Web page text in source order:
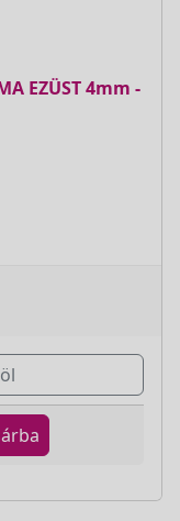
EZÜST 4mm -